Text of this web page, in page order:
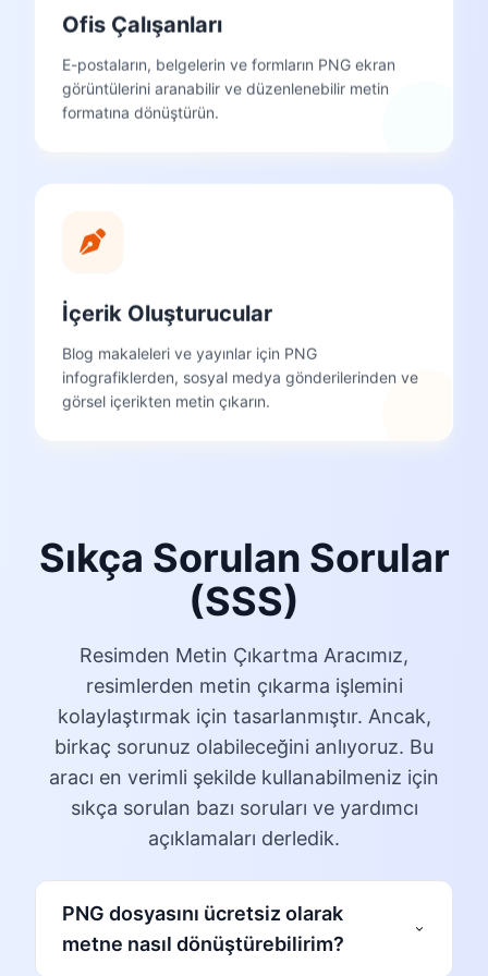
Ofis Çalışanları
E-postaların, belgelerin ve formların PNG ekran
görüntülerini aranabilir ve düzenlenebilir metin
formatına dönüştürün.
İçerik Oluşturucular
Blog makaleleri ve yayınlar için PNG
infografiklerden, sosyal medya gönderilerinden ve
görsel içerikten metin çıkarın.
Sıkça Sorulan Sorular
(SSS)
Resimden Metin Çıkartma Aracımız,
resimlerden metin çıkarma işlemini
kolaylaştırmak için tasarlanmıştır. Ancak,
birkaç sorunuz olabileceğini anlıyoruz. Bu
aracı en verimli şekilde kullanabilmeniz için
sıkça sorulan bazı soruları ve yardımcı
açıklamaları derledik.
PNG dosyasını ücretsiz olarak
metne nasıl dönüştürebilirim?